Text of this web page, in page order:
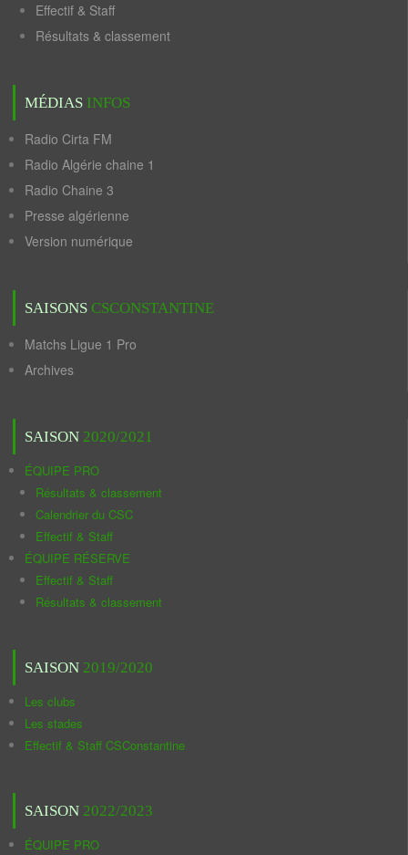
Effectif & Staff
Résultats & classement
MÉDIAS INFOS
Radio Cirta FM
Radio Algérie chaine 1
Radio Chaine 3
Presse algérienne
Version numérique
SAISONS CSCONSTANTINE
Matchs Ligue 1 Pro
Archives
SAISON 2020/2021
ÉQUIPE PRO
Résultats & classement
Calendrier du CSC
Effectif & Staff
ÉQUIPE RÉSERVE
Effectif & Staff
Résultats & classement
SAISON 2019/2020
Les clubs
Les stades
Effectif & Staff CSConstantine
SAISON 2022/2023
ÉQUIPE PRO